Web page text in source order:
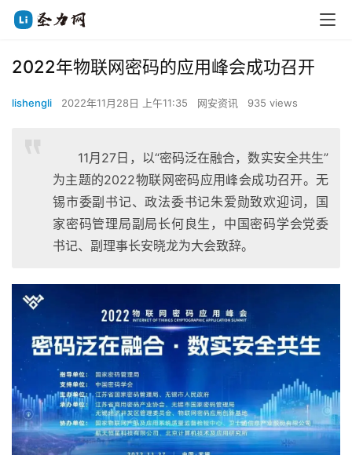
2022年物联网密码的应用峰会成功召开
lishengli 2022年11月28日 上午11:35 网安资讯 935 views
11月27日，以“密码泛在融合，数实安全共生”
为主题的2022物联网密码应用峰会成功召开。无
锡市委副书记、政法委书记朱爱勋致欢迎词，国
家密码管理局副局长何良生，中国密码学会党委
书记、副理事长安晓龙为大会致辞。